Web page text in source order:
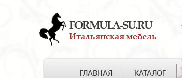
FORMULA-SU.RU
Итальянская мебель
ГЛАВНАЯ КАТАЛОГ